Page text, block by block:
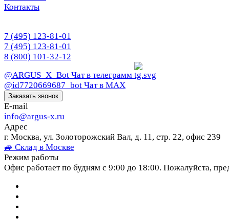
Контакты
7 (495) 123-81-01
7 (495) 123-81-01
8 (800) 101-32-12
@ARGUS_X_Bot Чат в телеграмм
@id7720669687_bot Чат в МАХ
Заказать звонок
E-mail
info@argus-x.ru
Адрес
г. Москва, ул. Золоторожский Вал, д. 11, стр. 22, офис 239
🚙 Склад в Москве
Режим работы
Офис работает по будням с 9:00 до 18:00. Пожалуйста,